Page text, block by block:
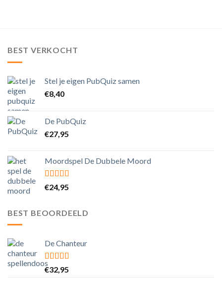
BEST VERKOCHT
Stel je eigen PubQuiz samen
€8,40
De PubQuiz
€27,95
Moordspel De Dubbele Moord
Gewaardeerd
4.25uit 5
€24,95
BEST BEOORDEELD
De Chanteur
Gewaardeerd
4.50uit 5
€32,95